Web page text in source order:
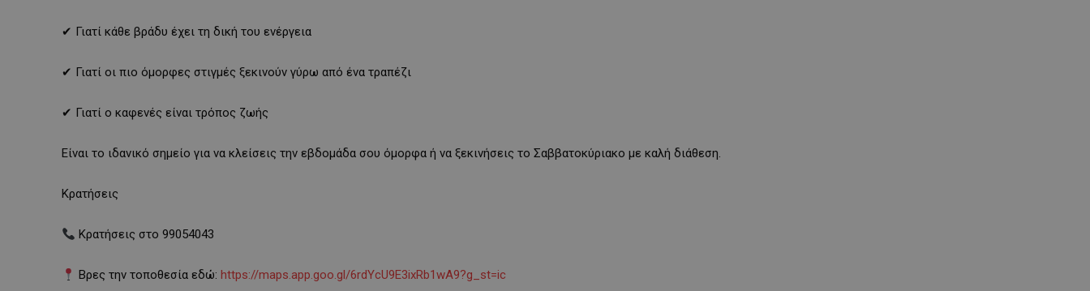
✔ Γιατί κάθε βράδυ έχει τη δική του ενέργεια
✔ Γιατί οι πιο όμορφες στιγμές ξεκινούν γύρω από ένα τραπέζι
✔ Γιατί ο καφενές είναι τρόπος ζωής
Είναι το ιδανικό σημείο για να κλείσεις την εβδομάδα σου όμορφα ή να ξεκινήσεις το Σαββατοκύριακο με καλή διάθεση.
Κρατήσεις
Κρατήσεις στο 99054043
Βρες την τοποθεσία εδώ:https://maps.app.goo.gl/6rdYcU9E3ixRb1wA9?g_st=ic